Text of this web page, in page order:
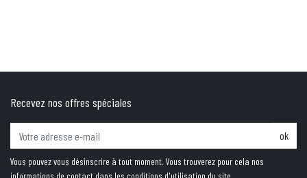
Recevez nos offres spéciales
ok
Vous pouvez vous désinscrire à tout moment. Vous trouverez pour cela nos
informations de contact dans les conditions d'utilisation du site.